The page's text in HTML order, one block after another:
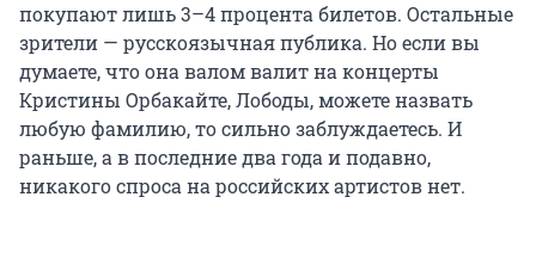
покупают лишь 3–4 процента билетов. Остальные
зрители — русскоязычная публика. Но если вы
думаете, что она валом валит на концерты
Кристины Орбакайте, Лободы, можете назвать
любую фамилию, то сильно заблуждаетесь. И
раньше, а в последние два года и подавно,
никакого спроса на российских артистов нет.